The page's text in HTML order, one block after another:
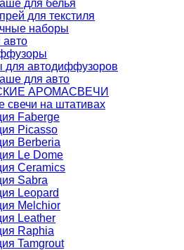
для белья
для текстиля
наборы
для автодиффузоров
для авто
АРОМАСВЕЧИ
свечи на штативах
Faberge
Picasso
Berberia
Le Dome
Ceramics
Sabra
Leopard
Melchior
Leather
Raphia
Tamgrout